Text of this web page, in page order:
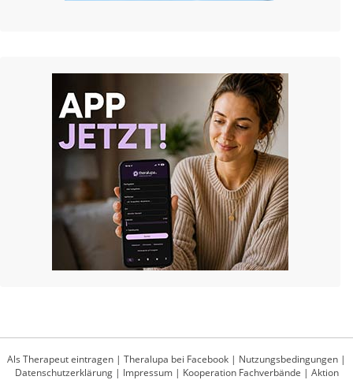
Als Therapeut eintragen | Theralupa bei Facebook | Nutzungsbedingungen |
Datenschutzerklärung| Impressum| Kooperation Fachverbände | Aktion